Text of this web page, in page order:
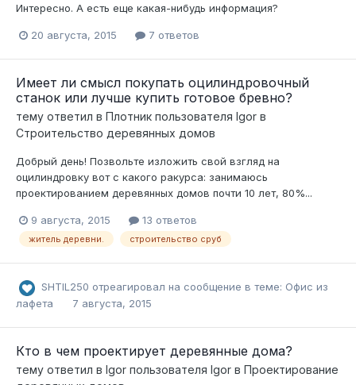
Интересно. А есть еще какая-нибудь информация?
20 августа, 2015 7 ответов
Имеет ли смысл покупать оцилиндровочный
станок или лучше купить готовое бревно?
тему ответил в Плотник пользователя Igor в
Строительство деревянных домов
Добрый день! Позвольте изложить свой взгляд на
оцилиндровку вот с какого ракурса: занимаюсь
проектированием деревянных домов почти 10 лет, 80%...
9 августа, 2015 13 ответов
житель деревни. строительство сруб
SHTIL250 отреагировал на сообщение в теме: Офис из
лафета
7 августа, 2015
Кто в чем проектирует деревянные дома?
тему ответил в Igor пользователя Igor в Проектирование